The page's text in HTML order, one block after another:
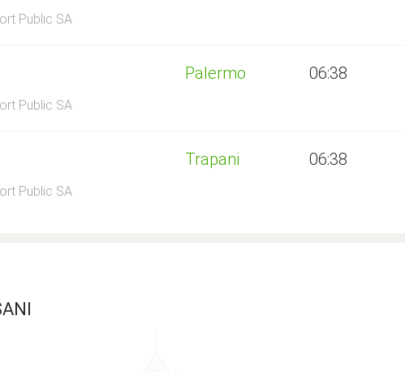
Public SA
Public SA
Palermo 06:38
Public SA
Trapani 06:38